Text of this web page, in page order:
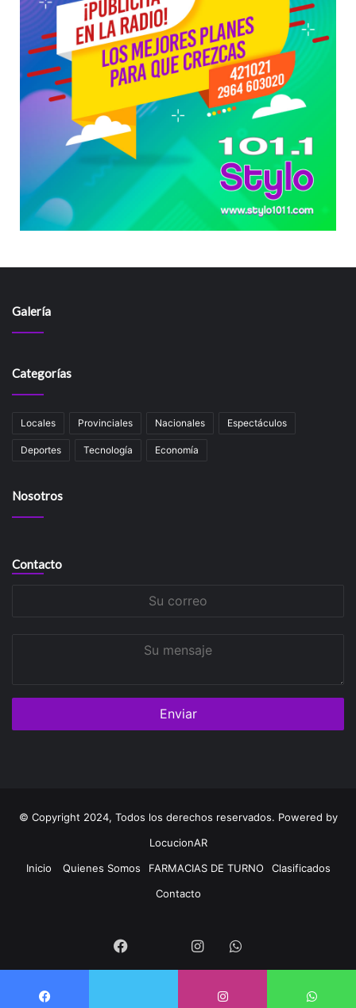
Galería
Categorías
Locales Provinciales Nacionales Espectáculos
Deportes Tecnología Economía
Nosotros
Contacto
© Copyright 2024, Todos los derechos reservados. Powered by
LocucionAR
Inicio
Quienes Somos FARMACIAS DE TURNO
Clasificados
Contacto
Facebook InstagramWhatsapp